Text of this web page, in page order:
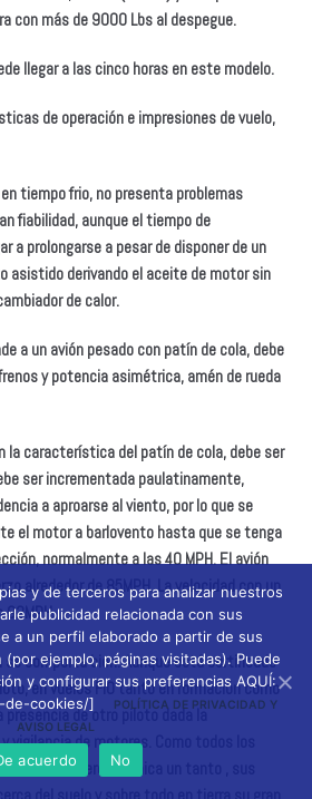
con más de 9000 Lbs al despegue.
llegar a las cinco horas en este modelo.
de operación e impresiones de vuelo,
tiempo frio, no presenta problemas
fiabilidad, aunque el tiempo de
a prolongarse a pesar de disponer de un
asistido derivando el aceite de motor sin
de calor.
a un avión pesado con patín de cola, debe
y potencia asimétrica, amén de rueda
la característica del patín de cola, debe ser
ser incrementada paulatinamente,
a aproarse al viento, por lo que se
el motor a barlovento hasta que se tenga
normalmente a las 40 MPH. El avión
alrededor de 85MPH. La velocidad con un
92MPH.
se comporta bien. Aunque está certificado
en vuelos FIO tanto en formación como
presencia de otro piloto dada la
vigilancia de motores. Como todos los
con una aerodinámica un tanto , sus
y de terceros para analizar nuestros
publicidad relacionada con sus
a un perfil elaborado a partir de sus
ejemplo, páginas visitadas). Puede
y configurar sus preferencias AQUÍ:
cookies/]
POLÍTICA DE PRIVACIDAD Y
AVISO LEGAL
acuerdo No